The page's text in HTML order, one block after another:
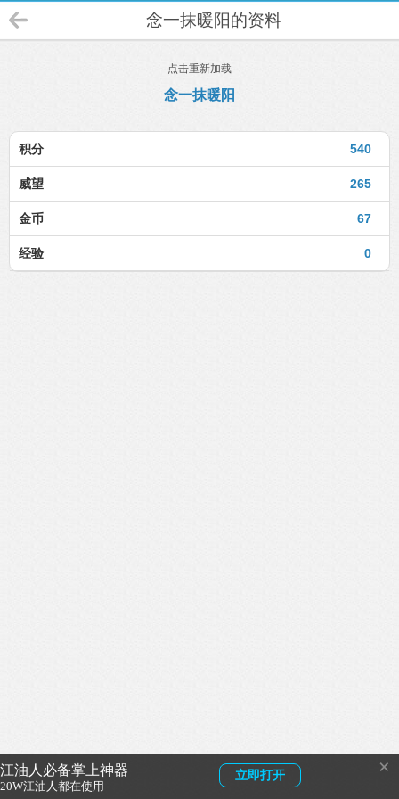
江油人必备掌上神器
20W江油人都在使用
立即打开 ×
念一抹暖阳的资料
点击重新加载
念一抹暖阳
540
积分
265
威望
67
金币
0
经验